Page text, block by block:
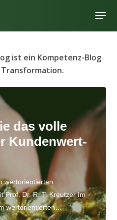
ist ein Kompetenz-Blog
das volle
Kundenwert-
wertorientierten
Prof. Dr. R. T. Kreutzer Im
wertorientierten…